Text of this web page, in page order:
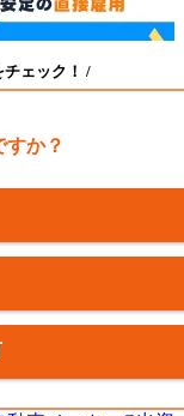
チェック！ /
すか？